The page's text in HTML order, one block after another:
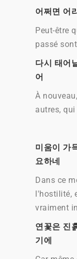
어쩌면 어
Peut-être
passé
다시 태어
어
À
autres,
미움이 가
요하네
Dans ce
l'hostilité,
vraiment
연꽃은 진
기에